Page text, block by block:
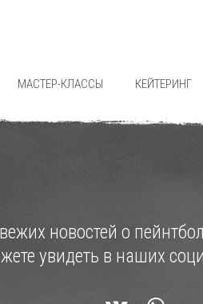
МАСТЕР-КЛАССЫ КЕЙТЕРИНГ
новостей о
увидеть в наших